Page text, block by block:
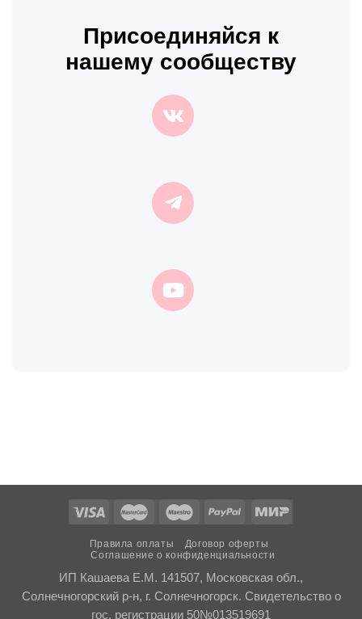
Присоединяйся к
нашему сообществу
Правила оплаты
Договор оферты
Соглашение о конфиденциальности
ИП Кашаева Е.М. 141507, Московская обл.,
Солнечногорский р-н, г. Солнечногорск. Свидетельство о
гос. регистрации 50№013519691